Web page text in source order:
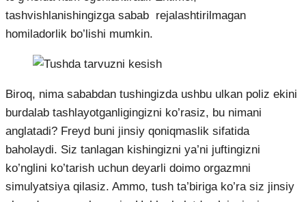
tashvishlanishingizga sabab rejalashtirilmagan
homiladorlik bo’lishi mumkin.
Biroq, nima sababdan tushingizda ushbu ulkan poliz ekini
burdalab tashlayotganligingizni ko’rasiz, bu nimani
anglatadi? Freyd buni jinsiy qoniqmaslik sifatida
baholaydi. Siz tanlagan kishingizni ya’ni juftingizni
ko’nglini ko’tarish uchun deyarli doimo orgazmni
simulyatsiya qilasiz. Ammo, tush ta’biriga ko’ra siz jinsiy